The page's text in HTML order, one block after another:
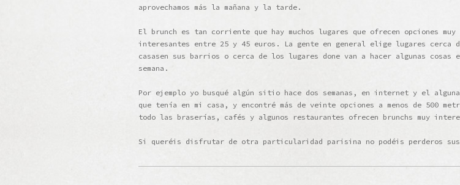
aprovechamos más la mañana y la tarde.
El brunch es tan corriente que hay muchos lugares que ofrecen opciones muy
interesantes entre 25 y 45 euros. La gente en general elige lugares cerca
casasen sus barrios o cerca de los lugares done van a hacer algunas
semana.
Por ejemplo yo busqué algún sitio hace dos semanas, en internet y el
que tenía en mi casa, y encontré más de veinte opciones a menos de 500
todo las braserías, cafés y algunos restaurantes ofrecen brunchs muy
Si queréis disfrutar de otra particularidad parisina no podéis perderos sus